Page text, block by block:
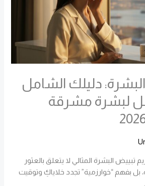
دليلك الشامل
لبشرة مشرقة
تبييض البشرة المثالي لا يتعلق بالعثور
بل بفهم “خوارزمية” تجدد خلاياكِ وتوقيت